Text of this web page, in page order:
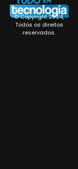
© Copyright 2024,
Todos os direitos
reservados.